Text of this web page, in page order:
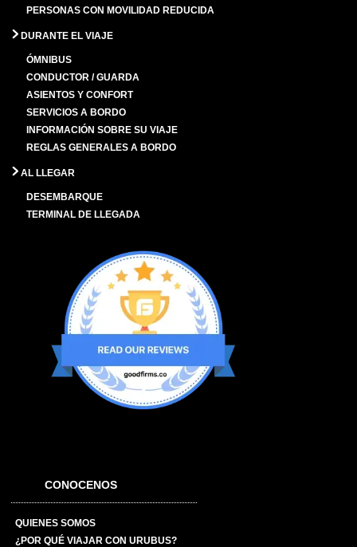
PERSONAS CON MOVILIDAD REDUCIDA
DURANTE EL VIAJE
ÓMNIBUS
CONDUCTOR / GUARDA
ASIENTOS Y CONFORT
SERVICIOS A BORDO
INFORMACIÓN SOBRE SU VIAJE
REGLAS GENERALES A BORDO
AL LLEGAR
DESEMBARQUE
TERMINAL DE LLEGADA
CONOCENOS
QUIENES SOMOS
¿POR QUÉ VIAJAR CON URUBUS?